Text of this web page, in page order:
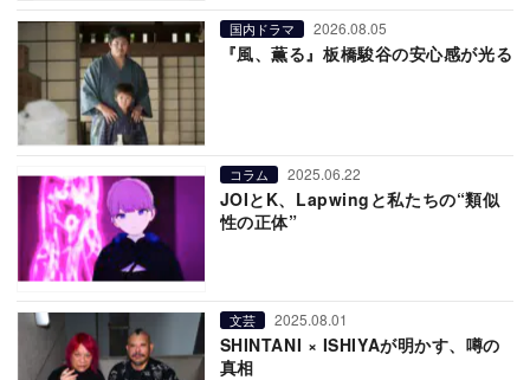
国内ドラマ 2026.08.05
『風、薫る』板橋駿谷の安心感が光る
コラム 2025.06.22
JOIとK、Lapwingと私たちの“類似
性の正体”
文芸 2025.08.01
SHINTANI × ISHIYAが明かす、噂の
真相